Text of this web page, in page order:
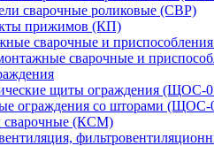
сварочные роликовые (СВР)
прижимов (КП)
сварочные и
сварочные и
щиты ограждения (ЩОС-
ограждения со шторами (ЩОС-
сварочные (КСМ)